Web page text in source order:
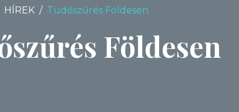
HÍREK Tüdőszűrés Földesen
Földesen